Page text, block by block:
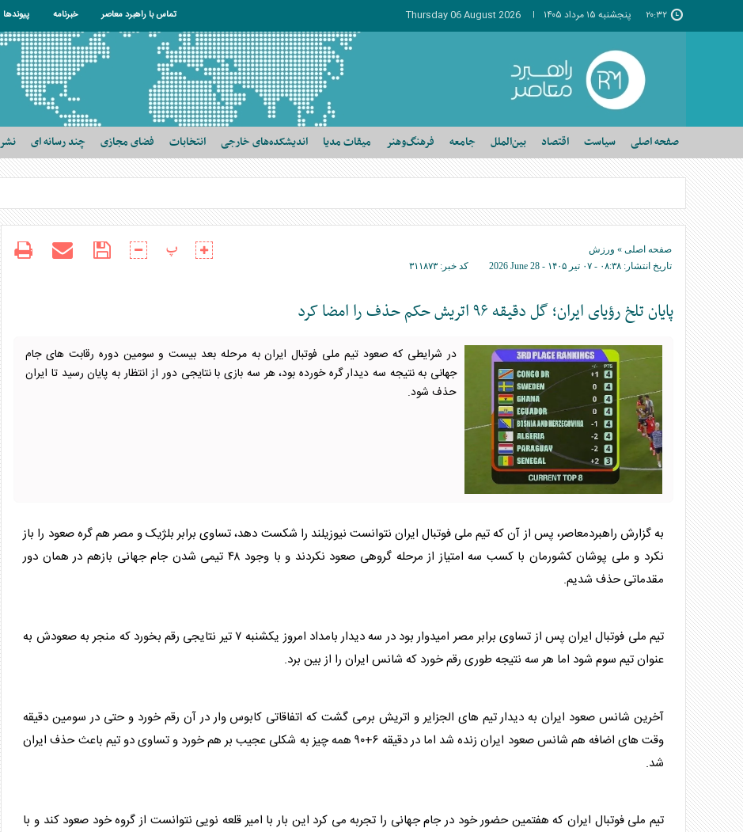
۲۰:۳۲ پنجشنبه ۱۵ مرداد ۱۴۰۵ Thursday 06 August 2026 تماس با راهبرد معاصر خبرنامه پیوندها
صفحه اصلی سیاست اقتصاد بین‌الملل جامعه فرهنگ‌وهنر میقات مدیا اندیشکده‌های خارجی انتخابات فضای مجازی چند رسانه ای
صفحه اصلی » ورزش
تاریخ انتشار: ۰۸:۳۸ - ۰۷ تير ۱۴۰۵ - 2026 June 28 کد خبر: ۳۱۱۸۷۳
پ
پایان تلخ رؤیای ایران؛ گل دقیقه ۹۶ اتریش حکم حذف را امضا کرد
در شرایطی که صعود تیم ملی فوتبال ایران به مرحله بعد بیست و سومین دوره رقابت های جام
جهانی به نتیجه سه دیدار گره خورده بود، هر سه بازی با نتایجی دور از انتظار به پایان رسید تا ایران
حذف شود.
به گزارش راهبردمعاصر، پس از آن که تیم ملی فوتبال ایران نتوانست نیوزیلند را شکست دهد، تساوی برابر بلژیک و مصر هم گره صعود را باز
نکرد و ملی پوشان کشورمان با کسب سه امتیاز از مرحله گروهی صعود نکردند و با وجود ۴۸ تیمی شدن جام جهانی بازهم در همان دور
مقدماتی حذف شدیم.
تیم ملی فوتبال ایران پس از تساوی برابر مصر امیدوار بود در سه دیدار بامداد امروز یکشنبه ۷ تیر نتایجی رقم بخورد که منجر به صعودش به
عنوان تیم سوم شود اما هر سه نتیجه طوری رقم خورد که شانس ایران را از بین برد.
آخرین شانس صعود ایران به دیدار تیم های الجزایر و اتریش برمی گشت که اتفاقاتی کابوس وار در آن رقم خورد و حتی در سومین دقیقه
وقت های اضافه هم شانس صعود ایران زنده شد اما در دقیقه ۶+۹۰ همه چیز به شکلی عجیب بر هم خورد و تساوی دو تیم باعث حذف ایران
شد.
تیم ملی فوتبال ایران که هفتمین حضور خود در جام جهانی را تجربه می کرد این بار با امیر قلعه نویی نتوانست از گروه خود صعود کند و با